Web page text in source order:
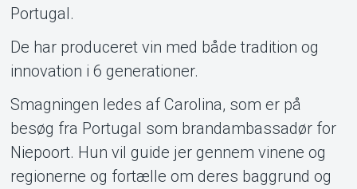
About Tickster
Portugal.
De har produceret vin med både tradition og
innovation i 6 generationer.
Smagningen ledes af Carolina, som er på
besøg fra Portugal som brandambassadør for
Niepoort. Hun vil guide jer gennem vinene og
regionerne og fortælle om deres baggrund og